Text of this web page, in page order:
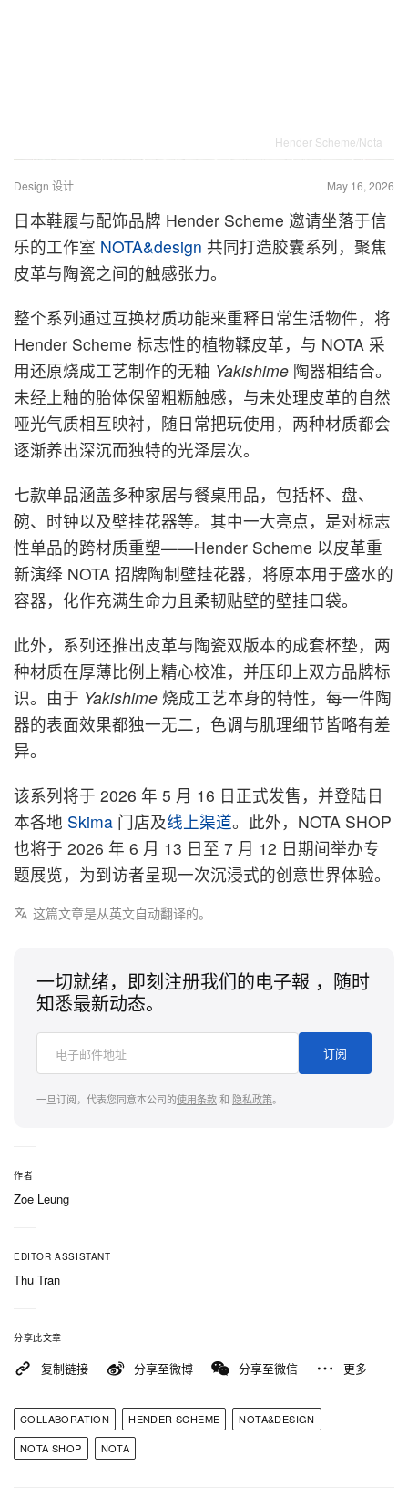
Hender Scheme/Nota
Design 设计 May 16, 2026
日本鞋履与配饰品牌 Hender Scheme 邀请坐落于信
乐的工作室 NOTA&design 共同打造胶囊系列，聚焦
皮革与陶瓷之间的触感张力。
整个系列通过互换材质功能来重释日常生活物件，将
Hender Scheme 标志性的植物鞣皮革，与 NOTA 采
用还原烧成工艺制作的无釉 Yakishime 陶器相结合。
未经上釉的胎体保留粗粝触感，与未处理皮革的自然
哑光气质相互映衬，随日常把玩使用，两种材质都会
逐渐养出深沉而独特的光泽层次。
七款单品涵盖多种家居与餐桌用品，包括杯、盘、
碗、时钟以及壁挂花器等。其中一大亮点，是对标志
性单品的跨材质重塑——Hender Scheme 以皮革重
新演绎 NOTA 招牌陶制壁挂花器，将原本用于盛水的
容器，化作充满生命力且柔韧贴壁的壁挂口袋。
此外，系列还推出皮革与陶瓷双版本的成套杯垫，两
种材质在厚薄比例上精心校准，并压印上双方品牌标
识。由于 Yakishime 烧成工艺本身的特性，每一件陶
器的表面效果都独一无二，色调与肌理细节皆略有差
异。
该系列将于 2026 年 5 月 16 日正式发售，并登陆日
本各地 Skima 门店及线上渠道。此外，NOTA SHOP
也将于 2026 年 6 月 13 日至 7 月 12 日期间举办专
题展览，为到访者呈现一次沉浸式的创意世界体验。
这篇文章是从英文自动翻译的。
一切就绪，即刻注册我们的电子報 ，随时
知悉最新动态。
订阅
一旦订阅，代表您同意本公司的使用条款和 隐私政策。
作者
Zoe Leung
EDITOR ASSISTANT
Thu Tran
分享此文章
复制链接 分享至微博 分享至微信 更多
COLLABORATION HENDER SCHEME
NOTA&DESIGN
NOTA SHOP
NOTA